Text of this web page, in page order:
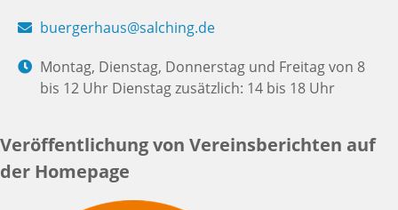
buergerhaus@salching.de
Montag, Dienstag, Donnerstag und Freitag von 8
bis 12 Uhr Dienstag zusätzlich: 14 bis 18 Uhr
Veröffentlichung von Vereinsberichten auf
der Homepage